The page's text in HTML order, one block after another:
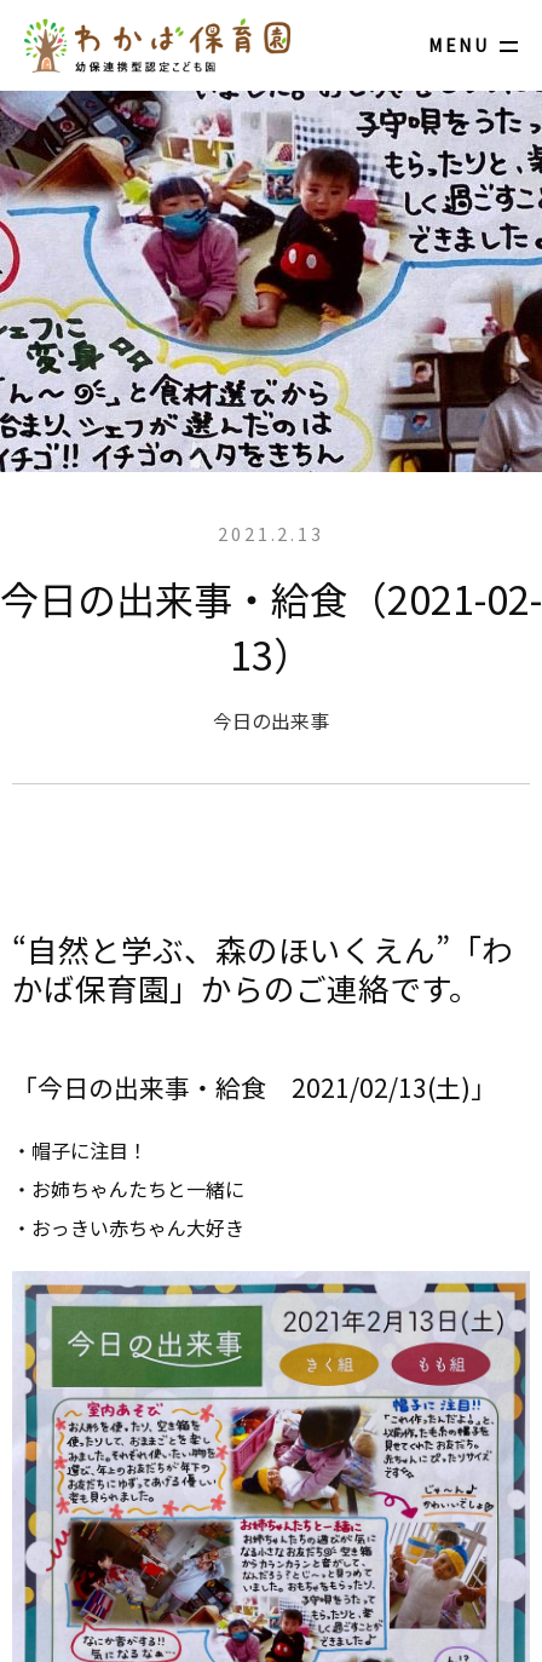
MENU
2021.2.13
今日の出来事・給食（2021-02-
13）
今日の出来事
“自然と学ぶ、森のほいくえん”「わ
かば保育園」からのご連絡です。
「今日の出来事・給食 2021/02/13(土)」
・帽子に注目！
・お姉ちゃんたちと一緒に
・おっきい赤ちゃん大好き